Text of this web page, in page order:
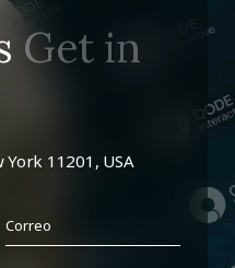
Get in
11201, USA